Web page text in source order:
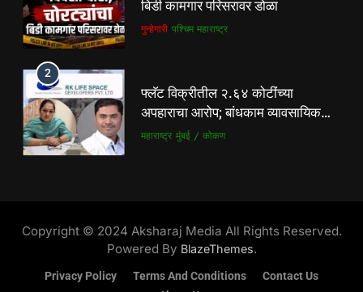
बिडी कामगार परिसरावर डोळा
गुन्हेगारी पश्चिम महाराष्ट्र
2
फ्लॅट विक्रीतील २.६४ कोटींच्या
अपहाराचा आरोप; बांधकाम व्यावसायिक
दाम्पत्यावर गुन्हा
महाराष्ट्र मुंबई / कोकण
यांच्या चौकशीची मागणी
पश्चिम महाराष्ट्र महाराष्ट्र
Copyright © 2024 Aksharaj Media All Rights Reserved.
Powered By BlazeThemes.
Privacy Policy Terms And Conditions
Contact Us